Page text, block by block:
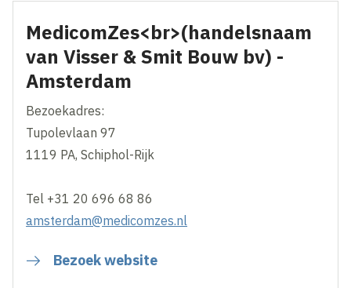
MedicomZes<br>(handelsnaam
van Visser & Smit Bouw bv) -
Amsterdam
Bezoekadres:
Tupolevlaan 97
1119 PA, Schiphol-Rijk
Tel +31 20 696 68 86
amsterdam@medicomzes.nl
Bezoek website